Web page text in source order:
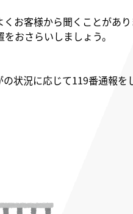
お客様から聞くことがあり
おさらいしましょう。
状況に応じて119番通報を